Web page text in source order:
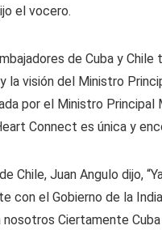
el vocero.
de Cuba y Chile
la visión del Ministro
por el Ministro Principal
Connect es única y
Chile, Juan Angulo dijo,
con el Gobierno de la
Ciertamente